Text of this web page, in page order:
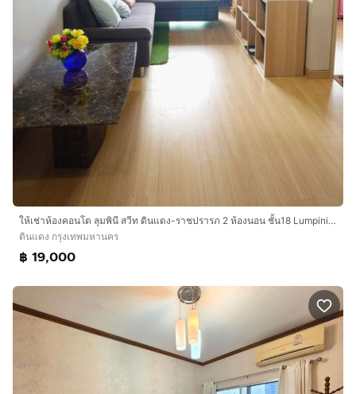
ให้เช่าห้องคอนโด ลุมพินี สวีท ดินแดง-ราชปรารภ 2 ห้องนอน ชั้น18 Lumpini Suite Dindaeng-Ratchaprarop ใกล้อนุสาวรีย์ชัยสมรภูมิ
ดินแดง กรุงเทพมหานคร
฿ 19,000